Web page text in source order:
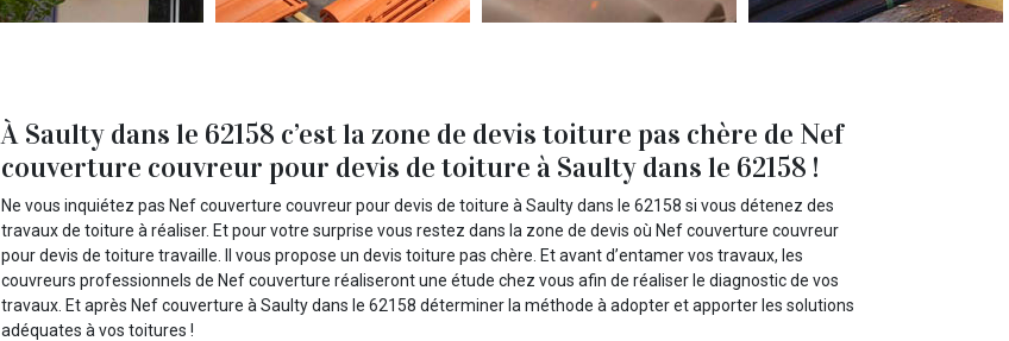
À Saulty dans le 62158 c’est la zone de devis toiture pas chère de Nef
couverture couvreur pour devis de toiture à Saulty dans le 62158 !
Ne vous inquiétez pas Nef couverture couvreur pour devis de toiture à Saulty dans le 62158 si vous détenez des
travaux de toiture à réaliser. Et pour votre surprise vous restez dans la zone de devis où Nef couverture couvreur
pour devis de toiture travaille. Il vous propose un devis toiture pas chère. Et avant d’entamer vos travaux, les
couvreurs professionnels de Nef couverture réaliseront une étude chez vous afin de réaliser le diagnostic de vos
travaux. Et après Nef couverture à Saulty dans le 62158 déterminer la méthode à adopter et apporter les solutions
adéquates à vos toitures !